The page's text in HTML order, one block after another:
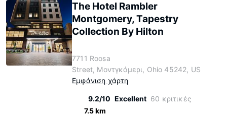
The Hotel Rambler
Montgomery, Tapestry
Collection By Hilton
7711 Roosa
Street, Μοντγκόμερι, Ohio 45242, US
Εμφάνιση χάρτη
9.2/10 Excellent 60 κριτικές
7.5 km